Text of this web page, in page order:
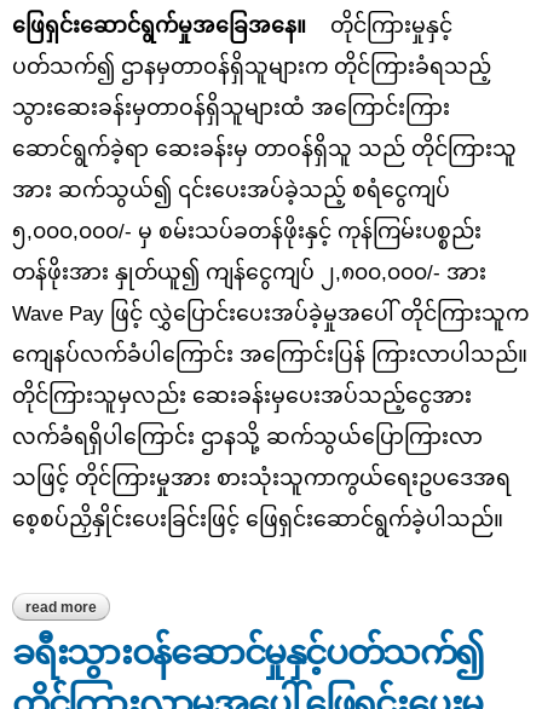
ဖြေရှင်းဆောင်ရွက်မှုအခြေအနေ။ တိုင်ကြားမှုနှင့်
ပတ်သက်၍ ဌာနမှတာဝန်ရှိသူများက တိုင်ကြားခံရသည့်
သွားဆေးခန်းမှတာဝန်ရှိသူများထံ အကြောင်းကြား
ဆောင်ရွက်ခဲ့ရာ ဆေးခန်းမှ တာဝန်ရှိသူ သည် တိုင်ကြားသူ
အား ဆက်သွယ်၍ ၎င်းပေးအပ်ခဲ့သည့် စရံငွေကျပ်
၅,၀၀၀,၀၀၀/- မှ စမ်းသပ်ခတန်ဖိုးနှင့် ကုန်ကြမ်းပစ္စည်း
တန်ဖိုးအား နှုတ်ယူ၍ ကျန်ငွေကျပ် ၂,၈၀၀,၀၀၀/- အား
Wave Pay ဖြင့် လွှဲပြောင်းပေးအပ်ခဲ့မှုအပေါ် တိုင်ကြားသူက
ကျေနပ်လက်ခံပါကြောင်း အကြောင်းပြန် ကြားလာပါသည်။
တိုင်ကြားသူမှလည်း ဆေးခန်းမှပေးအပ်သည့်ငွေအား
လက်ခံရရှိပါကြောင်း ဌာနသို့ ဆက်သွယ်ပြောကြားလာ
သဖြင့် တိုင်ကြားမှုအား စားသုံးသူကာကွယ်ရေးဥပဒေအရ
စေ့စပ်ညှိနှိုင်းပေးခြင်းဖြင့် ဖြေရှင်းဆောင်ရွက်ခဲ့ပါသည်။
read more about သွားဆေးခန်း၏ဝန်ဆောင်မှုနှင့်ပတ်သက်၍ တိုင်ကြားလာမှုအပေါ်
ဖြေရှင်းပေးမှုအခြေအနေ
ခရီးသွားဝန်ဆောင်မှုနှင့်ပတ်သက်၍